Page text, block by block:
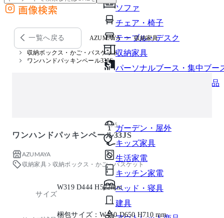
ソファ
チェア・椅子
テーブル・デスク
収納家具
パーソナルブース・集中ブー
オフィスアクセサリー・備品
ガーデン・屋外
キッズ家具
生活家電
キッチン家電
ベッド・寝具
建具
外部サイトの商品をカートに追加
他のサイトで見つけた商品ページのURLを貼り付けて、カートに追加できます
画像検索
一覧へ戻る AZUMAYA 収納家具
収納ボックス・かご・バスケット
ワンハンドパッキンペール33JS
1 / 5
ワンハンドパッキンペール33JS
AZUMAYA
収納家具
収納ボックス・かご・バスケット
サイズ
W319 D444 H522mm
梱包サイズ：W410 D650 H710 mm